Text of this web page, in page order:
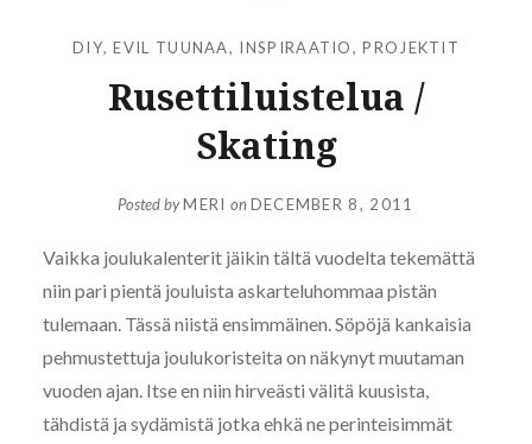
DIY,EVIL TUUNAA, INSPIRAATIO,PROJEKTIT
Rusettiluistelua /
Skating
Posted byMERI on DECEMBER 8, 2011
Vaikka joulukalenterit jäikin tältä vuodelta tekemättä
niin pari pientä jouluista askarteluhommaa pistän
tulemaan. Tässä niistä ensimmäinen. Söpöjä kankaisia
pehmustettuja joulukoristeita on näkynyt muutaman
vuoden ajan. Itse en niin hirveästi välitä kuusista,
tähdistä ja sydämistä jotka ehkä ne perinteisimmät